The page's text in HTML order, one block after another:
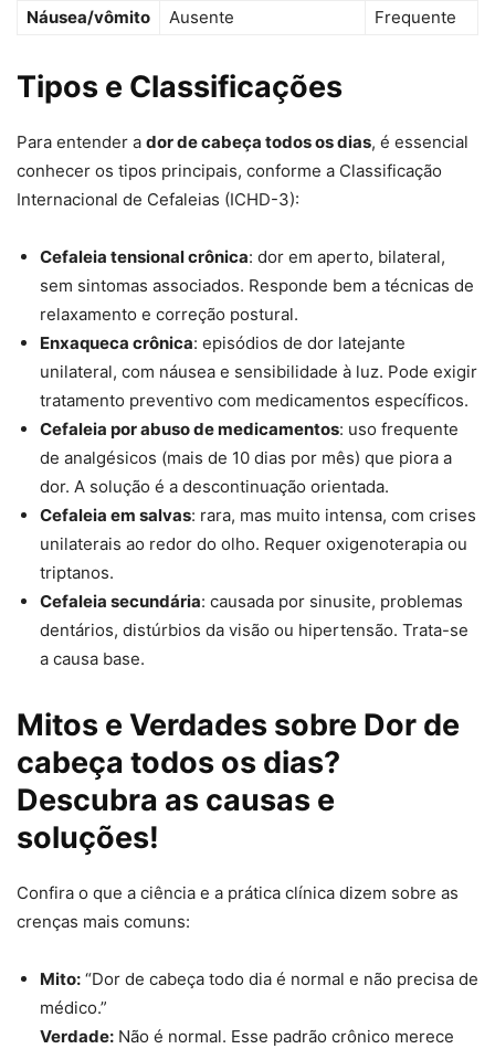
Náusea/vômito Ausente Frequente
Tipos e Classificações
Para entender a dor de cabeça todos os dias, é essencial
conhecer os tipos principais, conforme a Classificação
Internacional de Cefaleias (ICHD-3):
Cefaleia tensional crônica: dor em aperto, bilateral,
sem sintomas associados. Responde bem a técnicas de
relaxamento e correção postural.
Enxaqueca crônica: episódios de dor latejante
unilateral, com náusea e sensibilidade à luz. Pode exigir
tratamento preventivo com medicamentos específicos.
Cefaleia por abuso de medicamentos: uso frequente
de analgésicos (mais de 10 dias por mês) que piora a
dor. A solução é a descontinuação orientada.
Cefaleia em salvas: rara, mas muito intensa, com crises
unilaterais ao redor do olho. Requer oxigenoterapia ou
triptanos.
Cefaleia secundária: causada por sinusite, problemas
dentários, distúrbios da visão ou hipertensão. Trata-se
a causa base.
Mitos e Verdades sobre Dor de
cabeça todos os dias?
Descubra as causas e
soluções!
Confira o que a ciência e a prática clínica dizem sobre as
crenças mais comuns:
Mito: “Dor de cabeça todo dia é normal e não precisa de
médico.”
Verdade: Não é normal. Esse padrão crônico merece